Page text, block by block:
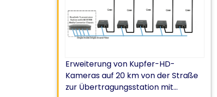
Erweiterung von Kupfer-HD-
Kameras auf 20 km von der Straße
zur Übertragungsstation mit